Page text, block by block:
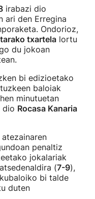
irabazi dio
ari den Erregina
Ondorioz,
txartela lortu
du jokoan
bi edizioetako
baloiak
minutuetan
dio Rocasa Kanaria
penaltiz
jokalariak
(7-9),
bi talde
duten